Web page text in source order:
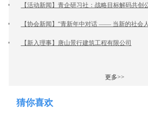
【活动新闻】青企研习社：战略目标解码共创
【新入理事】唐山景行建筑工程有限公司
更多>>
猜你喜欢